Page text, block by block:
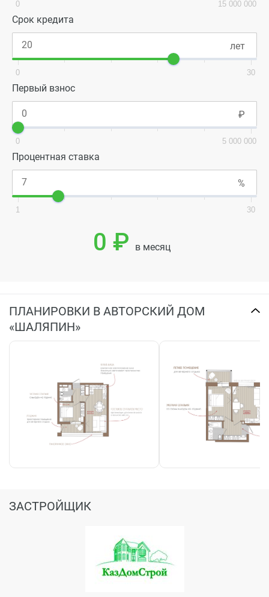
0 15 000 000
Срок кредита
0 30
Первый взнос
0 5 000 000
Процентная ставка
1 30
0 ₽ в месяц
ПЛАНИРОВКИ В АВТОРСКИЙ ДОМ
«ШАЛЯПИН»
ЗАСТРОЙЩИК